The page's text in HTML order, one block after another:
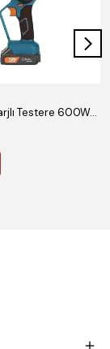
KGCS 882 Şarjlı Testere 600W/18V/1.3Ah